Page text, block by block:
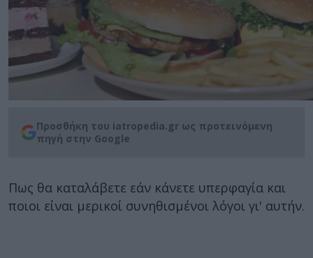
Προσθήκη του iatropedia.gr ως προτεινόμενη
πηγή στην Google
Πως θα καταλάβετε εάν κάνετε υπερφαγία και
ποιοι είναι μερικοί συνηθισμένοι λόγοι γι' αυτήν.